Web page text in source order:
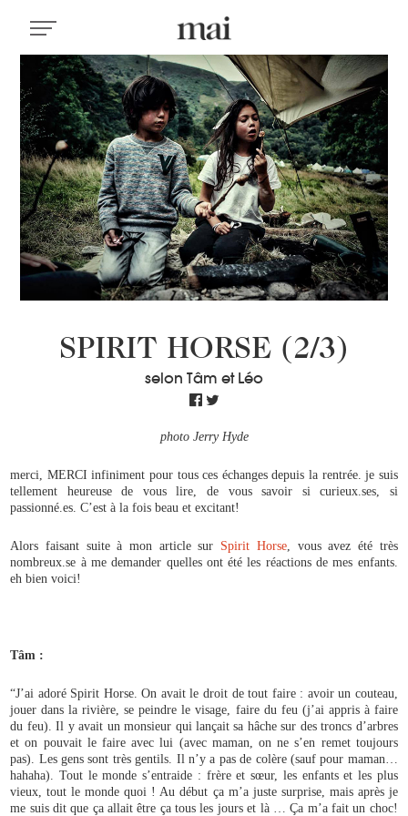
SPIRIT HORSE (2/3)
selon Tâm et Léo
photo Jerry Hyde
merci, MERCI infiniment pour tous ces échanges depuis la rentrée. je suis
tellement heureuse de vous lire, de vous savoir si curieux.ses, si
passionné.es. C’est à la fois beau et excitant!
Alors faisant suite à mon article sur Spirit Horse, vous avez été très
nombreux.se à me demander quelles ont été les réactions de mes enfants.
eh bien voici!
Tâm :
“J’ai adoré Spirit Horse. On avait le droit de tout faire : avoir un couteau,
jouer dans la rivière, se peindre le visage, faire du feu (j’ai appris à faire
du feu). Il y avait un monsieur qui lançait sa hâche sur des troncs d’arbres
et on pouvait le faire avec lui (avec maman, on ne s’en remet toujours
pas). Les gens sont très gentils. Il n’y a pas de colère (sauf pour maman…
hahaha). Tout le monde s’entraide : frère et sœur, les enfants et les plus
vieux, tout le monde quoi ! Au début ça m’a juste surprise, mais après je
me suis dit que ça allait être ça tous les jours et là … Ça m’a fait un choc!